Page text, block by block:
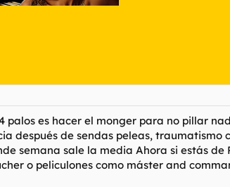
palos es hacer el monger para no pillar
después de sendas peleas, traumatismo
semana sale la media Ahora si estás
o peliculones como máster and